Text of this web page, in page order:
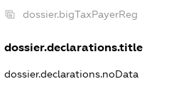
dossier.bigTaxPayerReg
dossier.declarations.title
dossier.declarations.noData